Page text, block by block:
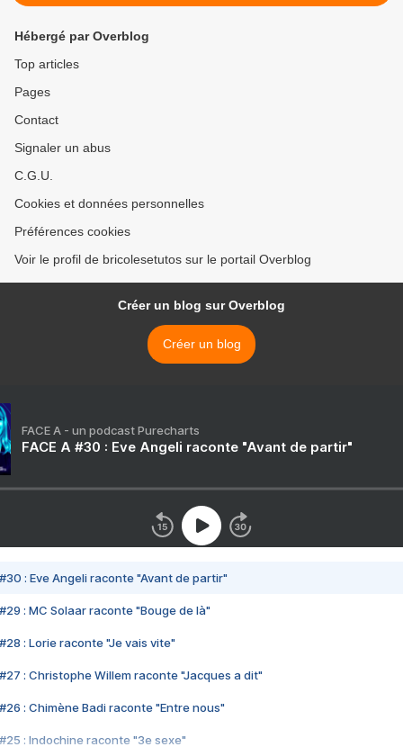
Hébergé par Overblog
Top articles
Pages
Contact
Signaler un abus
C.G.U.
Cookies et données personnelles
Préférences cookies
Voir le profil de bricolesetutos sur le portail Overblog
Créer un blog sur Overblog
Créer un blog
FACE A - un podcast Purecharts
FACE A #30 : Eve Angeli raconte "Avant de partir"
#30 : Eve Angeli raconte "Avant de partir"
#29 : MC Solaar raconte "Bouge de là"
#28 : Lorie raconte "Je vais vite"
#27 : Christophe Willem raconte "Jacques a dit"
#26 : Chimène Badi raconte "Entre nous"
#25 : Indochine raconte "3e sexe"